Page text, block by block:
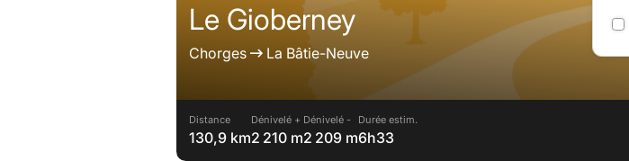
Le Gioberney
Chorges La Bâtie-Neuve
Distance
130,9 km
Dénivelé +
2 210 m
Dénivelé -
2 209 m
Durée estim.
6h33